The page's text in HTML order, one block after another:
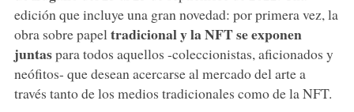
edición que incluye una gran novedad: por primera vez, la
obra sobre papeltradicional y la NFT se exponen
juntaspara todos aquellos -coleccionistas, aficionados y
neófitos- que desean acercarse al mercado del arte a
través tanto de los medios tradicionales como de la NFT.